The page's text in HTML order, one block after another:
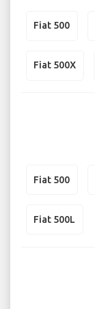
Fiat 500
Fiat 500X
Fiat 500
Fiat 500L